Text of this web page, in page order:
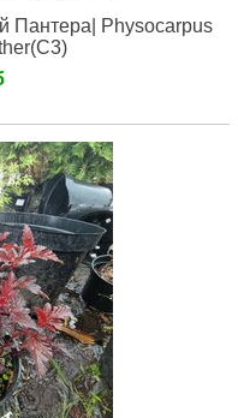
Пантера| Physocarpus